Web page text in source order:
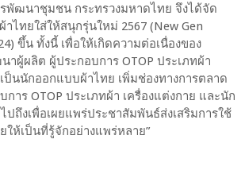
พัฒนาชุมชน กระทรวงมหาดไทย จึงได้จัด
ไทยใส่ให้สนุกรุ่นใหม่ 2567 (New Gen
ขึ้น ทั้งนี้ เพื่อให้เกิดความต่อเนื่องของ
าผู้ผลิต ผู้ประกอบการ OTOP ประเภทผ้า
ป็นนักออกแบบผ้าไทย เพิ่มช่องทางการตลาด
าร OTOP ประเภทผ้า เครื่องแต่งกาย และนัก
ถึงเพื่อเผยแพร่ประชาสัมพันธ์ส่งเสริมการใช้
ให้เป็นที่รู้จักอย่างแพร่หลาย”